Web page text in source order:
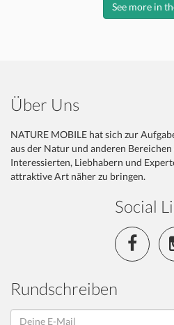
See more in
Über Uns
NATURE MOBILE hat sich zur
aus der Natur und anderen
Interessierten, Liebhabern und
attraktive Art näher zu bringen.
Social
Rundschreiben